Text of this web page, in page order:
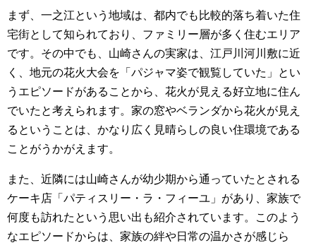
まず、一之江という地域は、都内でも比較的落ち着いた住
宅街として知られており、ファミリー層が多く住むエリア
です。その中でも、山崎さんの実家は、江戸川河川敷に近
く、地元の花火大会を「パジャマ姿で観覧していた」とい
うエピソードがあることから、花火が見える好立地に住ん
でいたと考えられます。家の窓やベランダから花火が見え
るということは、かなり広く見晴らしの良い住環境である
ことがうかがえます。
また、近隣には山崎さんが幼少期から通っていたとされる
ケーキ店「パティスリー・ラ・フィーユ」があり、家族で
何度も訪れたという思い出も紹介されています。このよう
なエピソードからは、家族の絆や日常の温かさが感じら